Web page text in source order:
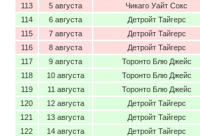
113
5 августа Чикаго Уайт Сокс
114
6 августа Детройт Тайгерс
115
7 августа Детройт Тайгерс
116
8 августа Детройт Тайгерс
117
9 августа Торонто Блю Джейс
118
10 августа Торонто Блю Джейс
119
11 августа Торонто Блю Джейс
120
12 августа Детройт Тайгерс
121
13 августа Детройт Тайгерс
122
14 августа Детройт Тайгерс